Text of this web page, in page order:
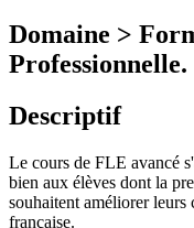
Domaine >
Professionnelle.
Descriptif
Le cours de FLE avancé
bien aux élèves dont la
souhaitent améliorer leurs
française.